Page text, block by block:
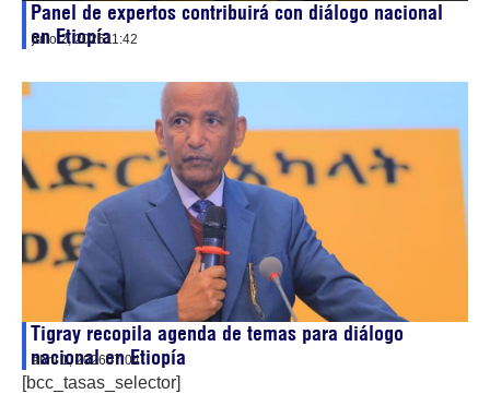
Panel de expertos contribuirá con diálogo nacional
en Etiopía
julio 2, 202611:42
Tigray recopila agenda de temas para diálogo
nacional en Etiopía
abril 1, 202607:04
[bcc_tasas_selector]